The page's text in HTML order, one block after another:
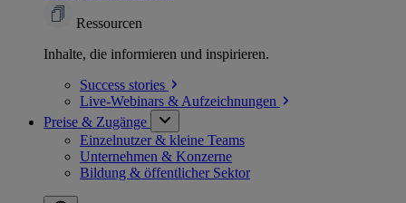
Ressourcen
Inhalte, die informieren und inspirieren.
Success stories
Live-Webinars & Aufzeichnungen
Preise & Zugänge
Einzelnutzer & kleine Teams
Unternehmen & Konzerne
Bildung & öffentlicher Sektor